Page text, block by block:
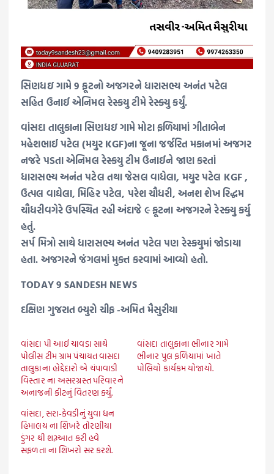
સિણધઇ ગામે 9 ફૂટનો અજગરને ધારાસભ્ય અનંત પટેલ
સહિત ઉનાઈ એનિમલ રેસ્કયુ ટીમે રેસ્ક્યુ કર્યું.
વાંસદા તાલુકાના સિણધઇ ગામે મોટા ફળિયામાં ગીતાબેન
મહેશભાઈ પટેલ (મયુર KGF)ના જૂના જર્જરિત મકાનમાં અજગર
નજરે પડતા એનિમલ રેસ્કયુ ટીમ ઉનાઈને જાણ કરતાં
ધારાસભ્ય અનંત પટેલ તથા જેસલ વાધેલા, મયુર પટેલ KGF ,
ઉત્પલ વાઘેલા, મિહિર પટેલ, પરેશ ચૌધરી, અનશ શેખ રિદ્ધમ
ચૌધરીવગેરે ઉપસ્થિત રહી અંદાજે ૯ ફૂટના અજગરને રેસ્ક્યુ કર્યુ
હતું.
સર્પ મિત્રો સાથે ધારાસભ્ય અનંત પટેલ પણ રેસ્કયુમાં જોડાયા
હતા. અજગરને જંગલમાં મુક્ત કરવામાં આવ્યો હતો.
TODAY 9 SANDESH NEWS
દક્ષિણ ગુજરાત બ્યુરો ચીફ -અમિત મૈસુરીયા
વાંસદા પી આઈ ચાવડા સાથે
પોલીસ ટીમ ગ્રામ પંચાયત વાસદા
તાલુકાના હોદ્દેદારો એ ચંપાવાડી
વિસ્તાર ના અસરગ્રસ્ત પરિવારને
અનાજની કીટનું વિતરણ કર્યું.
વાંસદા તાલુકાના ભીનાર ગામે
ભીનાર પુલ ફળિયામાં ખાતે
પોલિયો કાર્યકમ યોજાયો.
વાંસદા, સરા-કેવડીનું યુવા ધન
હિમાલય ના શિખરે તોરણીયા
ડુંગર થી શરૂઆત કરી હવે
સફળતા ના શિખરો સર કરશે.